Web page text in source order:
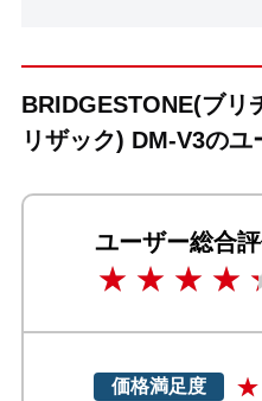
BRIDGESTONE(ブリ
リザック) DM-V3のユ
ユーザー総合
価格満足度